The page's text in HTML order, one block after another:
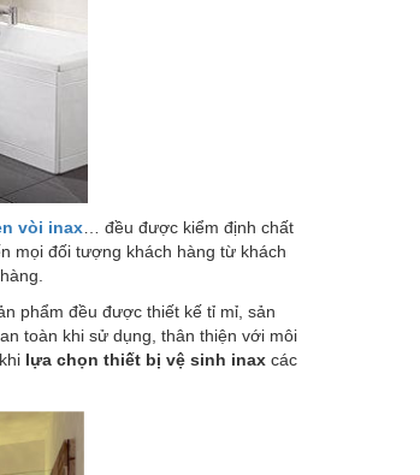
vòi inax… đều được kiểm định chất
mọi đối tượng khách hàng từ khách
phẩm đều được thiết kế tỉ mỉ, sản
toàn khi sử dụng, thân thiện với môi
lựa chọn thiết bị vệ sinh inaxcác